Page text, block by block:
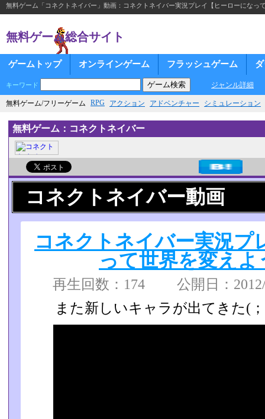
無料ゲーム「コネクトネイバー」動画：コネクトネイバー実況プレイ【ヒーローになっ
無料ゲーム総合サイト
ゲームトップ オンラインゲーム フラッシュゲーム
キーワード ジャンル詳細
無料ゲーム/フリーゲーム RPG アクション アドベンチャー シミュレーション
無料ゲーム：コネクトネイバー
コネクトネイバー動画
コネクトネイバー実況プ
って世界を変え
再生回数：174 公開日：
また新しいキャラが出てきた(